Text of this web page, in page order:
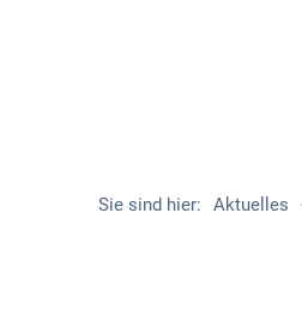
Sie sind hier: Aktuelles